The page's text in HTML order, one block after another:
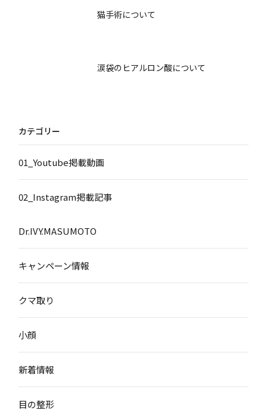
猫手術について
涙袋のヒアルロン酸について
カテゴリー
01_Youtube掲載動画
02_Instagram掲載記事
Dr.IVY.MASUMOTO
キャンペーン情報
クマ取り
小顔
新着情報
目の整形